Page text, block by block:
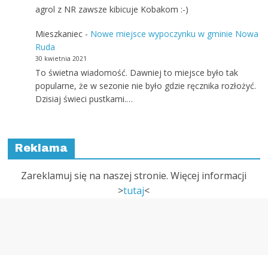
agrol z NR zawsze kibicuje Kobakom :-)
Mieszkaniec- Nowe miejsce wypoczynku w gminie Nowa
Ruda
30 kwietnia 2021
To świetna wiadomość. Dawniej to miejsce było tak
popularne, że w sezonie nie było gdzie ręcznika rozłożyć.
Dzisiaj świeci pustkami.…
Reklama
Zareklamuj się na naszej stronie. Więcej informacji
>tutaj<